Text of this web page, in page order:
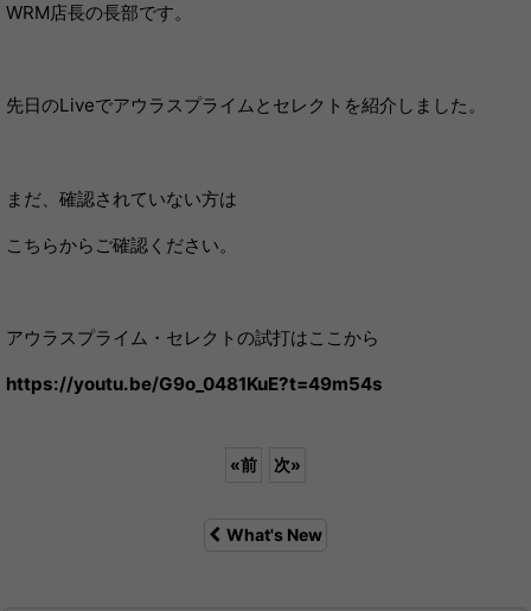
WRM店長の長部です。
先日のLiveでアウラスプライムとセレクトを紹介しました。
まだ、確認されていない方は
こちらからご確認ください。
アウラスプライム・セレクトの試打はここから
https://youtu.be/G9o_0481KuE?t=49m54s
«前 次»
What's New